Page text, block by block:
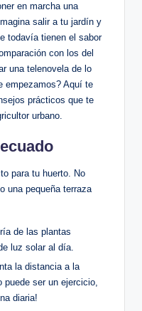
en marcha una
salir a tu jardín y
todavía tienen el sabor
con los del
una telenovela de lo
empezamos? Aquí te
prácticos que te
urbano.
para tu huerto. No
una pequeña terraza
de las plantas
luz solar al día.
la distancia a la
puede ser un ejercicio,
diaria!